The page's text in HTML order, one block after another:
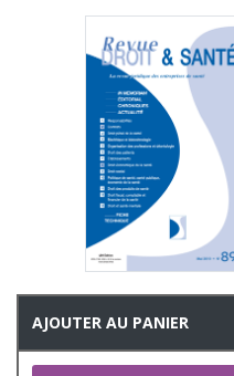
AJOUTER AU PANIER